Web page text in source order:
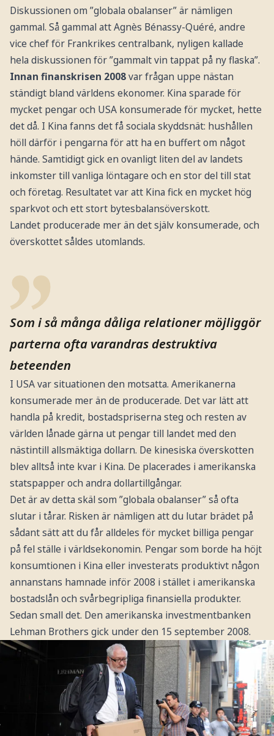
Diskussionen om ”globala obalanser” är nämligen
gammal. Så gammal att Agnès Bénassy-Quéré, andre
vice chef för Frankrikes centralbank, nyligen kallade
hela diskussionen för ”gammalt vin tappat på ny flaska”.
Innan finanskrisen 2008var frågan uppe nästan
ständigt bland världens ekonomer. Kina sparade för
mycket pengar och USA konsumerade för mycket, hette
det då. I Kina fanns det få sociala skyddsnät: hushållen
höll därför i pengarna för att ha en buffert om något
hände. Samtidigt gick en ovanligt liten del av landets
inkomster till vanliga löntagare och en stor del till stat
och företag. Resultatet var att Kina fick en mycket hög
sparkvot och ett stort bytesbalansöverskott.
Landet producerade mer än det själv konsumerade, och
överskottet såldes utomlands.
Som i så många dåliga relationer möjliggör
parterna ofta varandras destruktiva
beteenden
I USA var situationen den motsatta. Amerikanerna
konsumerade mer än de producerade. Det var lätt att
handla på kredit, bostadspriserna steg och resten av
världen lånade gärna ut pengar till landet med den
nästintill allsmäktiga dollarn. De kinesiska överskotten
blev alltså inte kvar i Kina. De placerades i amerikanska
statspapper och andra dollartillgångar.
Det är av detta skäl som ”globala obalanser” så ofta
slutar i tårar. Risken är nämligen att du lutar brädet på
sådant sätt att du får alldeles för mycket billiga pengar
på fel ställe i världsekonomin. Pengar som borde ha höjt
konsumtionen i Kina eller investerats produktivt någon
annanstans hamnade inför 2008 i stället i amerikanska
bostadslån och svårbegripliga finansiella produkter.
Sedan small det. Den amerikanska investmentbanken
Lehman Brothers gick under den 15 september 2008.